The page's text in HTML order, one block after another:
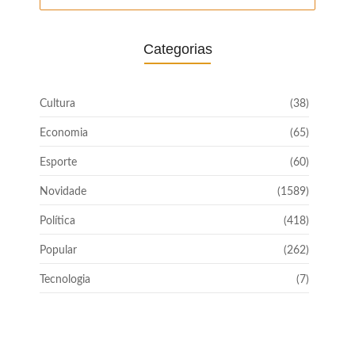
Categorias
Cultura (38)
Economia (65)
Esporte (60)
Novidade (1589)
Política (418)
Popular (262)
Tecnologia (7)